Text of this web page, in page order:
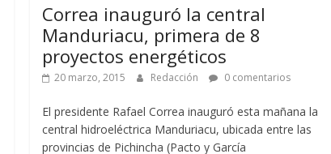
Correa inauguró la central
Manduriacu, primera de 8
proyectos energéticos
20 marzo, 2015 Redacción 0 comentarios
El presidente Rafael Correa inauguró esta mañana la
central hidroeléctrica Manduriacu, ubicada entre las
provincias de Pichincha (Pacto y García